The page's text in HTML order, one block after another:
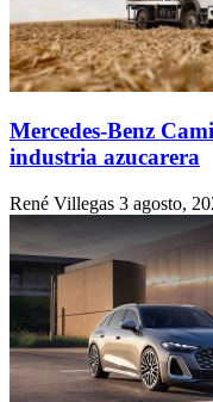
Mercedes-Benz
industria azucarera
René Villegas 3 agosto,